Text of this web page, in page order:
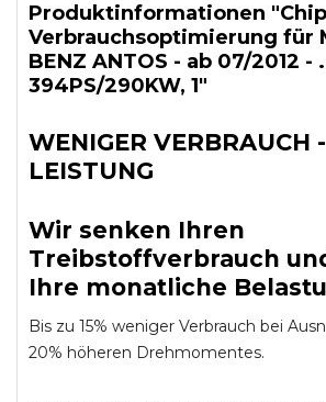
Produktinformationen
Verbrauchsoptimierung für
BENZ ANTOS - ab 07/2012 -
394PS/290KW, 1"
WENIGER VERBRAUCH
LEISTUNG
Wir senken Ihren
Treibstoffverbrauch
Ihre monatliche
Bis zu 15% weniger Verbrauch bei
20% höheren Drehmomentes.